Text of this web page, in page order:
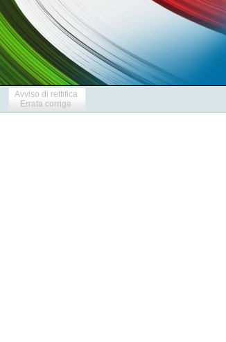
Avviso di rettifica
Errata corrige